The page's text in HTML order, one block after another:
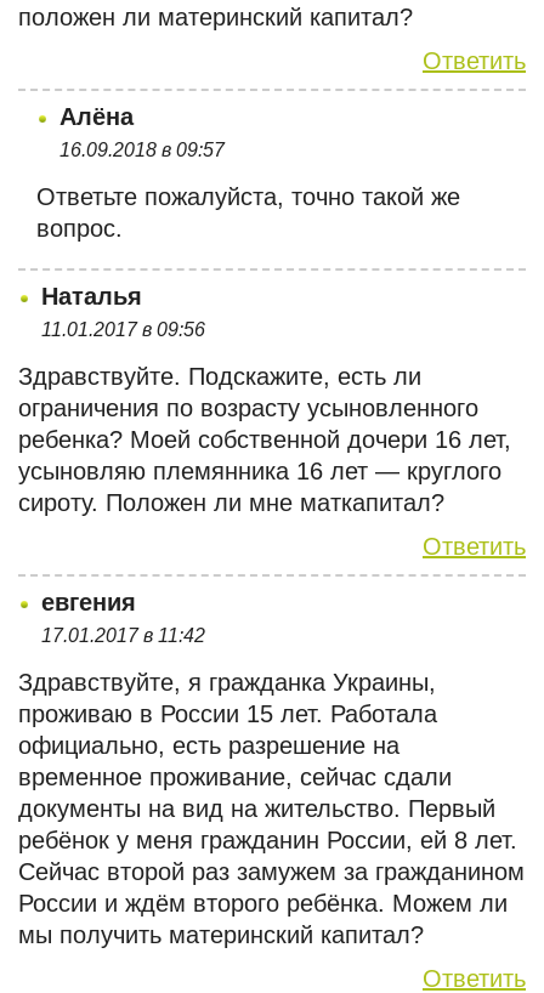
положен ли материнский капитал?
Ответить
Алёна
16.09.2018 в 09:57
Ответьте пожалуйста, точно такой же
вопрос.
Наталья
11.01.2017 в 09:56
Здравствуйте. Подскажите, есть ли
ограничения по возрасту усыновленного
ребенка? Моей собственной дочери 16 лет,
усыновляю племянника 16 лет — круглого
сироту. Положен ли мне маткапитал?
Ответить
евгения
17.01.2017 в 11:42
Здравствуйте, я гражданка Украины,
проживаю в России 15 лет. Работала
официально, есть разрешение на
временное проживание, сейчас сдали
документы на вид на жительство. Первый
ребёнок у меня гражданин России, ей 8 лет.
Сейчас второй раз замужем за гражданином
России и ждём второго ребёнка. Можем ли
мы получить материнский капитал?
Ответить